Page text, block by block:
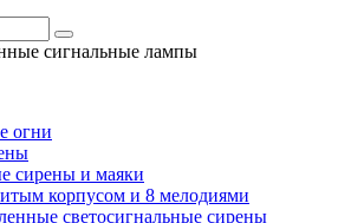
сигнальные лампы
огни
сирены и маяки
корпусом и 8 мелодиями
светосигнальные сирены